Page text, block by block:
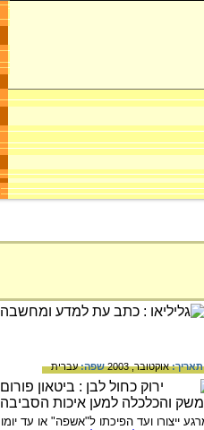
אוקטובר, 2003 שפה:עברית
ייצורו ועד הפיכתו ל"אשפה" או עד יומו